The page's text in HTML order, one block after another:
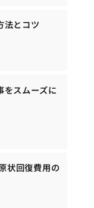
法とコツ
をスムーズに
状回復費用の